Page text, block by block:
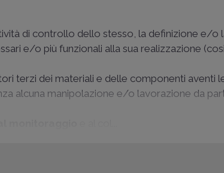
di controllo dello stesso, la definizione e/o
e/o più funzionali alla sua realizzazione
terzi dei materiali e delle componenti aventi
alcuna manipolazione e/o lavorazione da